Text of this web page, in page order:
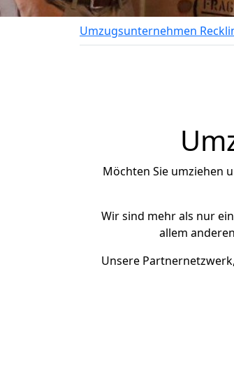
Umzugsunternehmen
Möchten Sie umziehen
Wir sind mehr als nur
allem
Unsere